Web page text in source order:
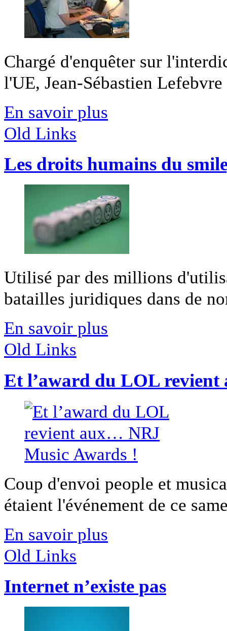
Chargé d'enquêter sur
l'UE, Jean-Sébastien
En savoir plus
Old Links
Les droits humains du
Utilisé par des millions
batailles juridiques dans de
En savoir plus
Old Links
Et l’award du LOL
Coup d'envoi people et
étaient l'événement de ce
En savoir plus
Old Links
Internet n’existe pas